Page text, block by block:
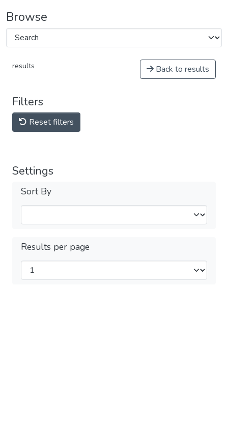
Browse
results Back to results
Filters
Reset filters
Settings
Sort By
Results per page